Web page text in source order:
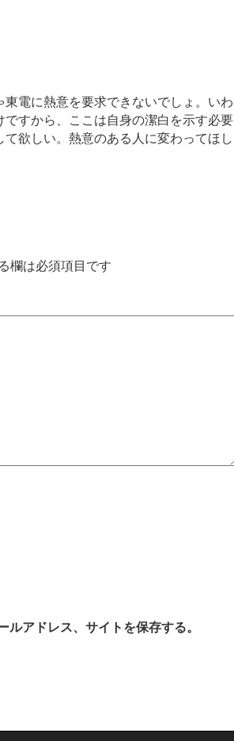
電に熱意を要求できないでしょ。いわ
すから、ここは自身の潔白を示す必要
欲しい。熱意のある人に変わってほし
欄は必須項目です
アドレス、サイトを保存する。